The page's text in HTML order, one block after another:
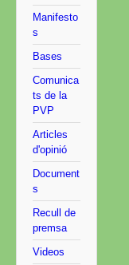
Manifesto
s
Bases
Comunica
ts de la
PVP
Articles
d'opinió
Document
s
Recull de
premsa
Videos